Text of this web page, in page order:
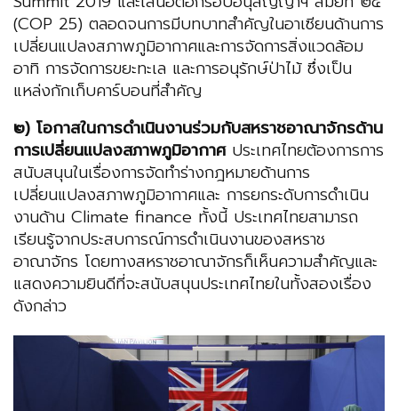
(COP 25) ตลอดจนการมีบทบาทสำคัญในอาเซียนด้านการ
เปลี่ยนแปลงสภาพภูมิอากาศและการจัดการสิ่งแวดล้อม
อาทิ การจัดการขยะทะเล และการอนุรักษ์ป่าไม้ ซึ่งเป็น
แหล่งกักเก็บคาร์บอนที่สำคัญ
๒) โอกาสในการดำเนินงานร่วมกับสหราชอาณาจักรด้าน
การเปลี่ยนแปลงสภาพภูมิอากาศประเทศไทยต้องการการ
สนับสนุนในเรื่องการจัดทำร่างกฎหมายด้านการ
เปลี่ยนแปลงสภาพภูมิอากาศและ การยกระดับการดำเนิน
งานด้าน Climate finance ทั้งนี้ ประเทศไทยสามารถ
เรียนรู้จากประสบการณ์การดำเนินงานของสหราช
อาณาจักร โดยทางสหราชอาณาจักรก็เห็นความสำคัญและ
แสดงความยินดีที่จะสนับสนุนประเทศไทยในทั้งสองเรื่อง
ดังกล่าว